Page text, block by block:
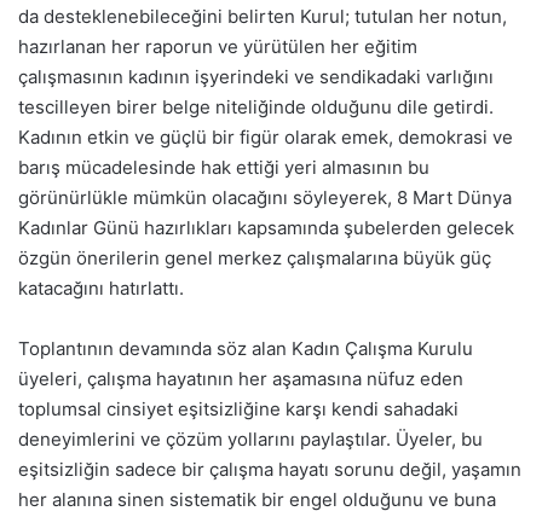
da desteklenebileceğini belirten Kurul; tutulan her notun,
hazırlanan her raporun ve yürütülen her eğitim
çalışmasının kadının işyerindeki ve sendikadaki varlığını
tescilleyen birer belge niteliğinde olduğunu dile getirdi.
Kadının etkin ve güçlü bir figür olarak emek, demokrasi ve
barış mücadelesinde hak ettiği yeri almasının bu
görünürlükle mümkün olacağını söyleyerek, 8 Mart Dünya
Kadınlar Günü hazırlıkları kapsamında şubelerden gelecek
özgün önerilerin genel merkez çalışmalarına büyük güç
katacağını hatırlattı.
Toplantının devamında söz alan Kadın Çalışma Kurulu
üyeleri, çalışma hayatının her aşamasına nüfuz eden
toplumsal cinsiyet eşitsizliğine karşı kendi sahadaki
deneyimlerini ve çözüm yollarını paylaştılar. Üyeler, bu
eşitsizliğin sadece bir çalışma hayatı sorunu değil, yaşamın
her alanına sinen sistematik bir engel olduğunu ve buna